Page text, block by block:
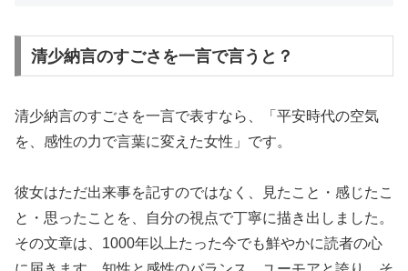
清少納言のすごさを一言で言うと？
清少納言のすごさを一言で表すなら、「平安時代の空気
を、感性の力で言葉に変えた女性」です。
彼女はただ出来事を記すのではなく、見たこと・感じたこ
と・思ったことを、自分の視点で丁寧に描き出しました。
その文章は、1000年以上たった今でも鮮やかに読者の心